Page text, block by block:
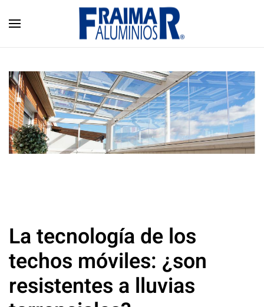
Skip to main content
La tecnología de los
techos móviles: ¿son
resistentes a lluvias